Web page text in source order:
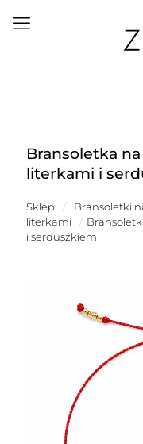
Bransoletka
literkami i
Sklep / Bransoletki
literkami
/
i serduszkiem